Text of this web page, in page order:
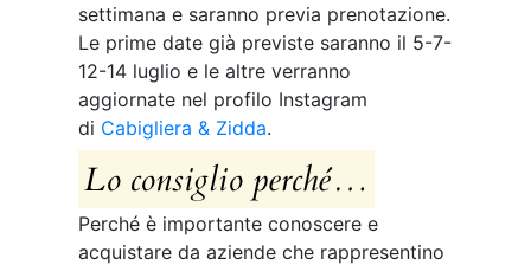
settimana e saranno previa prenotazione.
Le prime date già previste saranno il 5-7-
12-14 luglio e le altre verranno
aggiornate nel profilo Instagram
di Cabigliera & Zidda.
Lo consiglio perché…
Perché è importante conoscere e
acquistare da aziende che rappresentino